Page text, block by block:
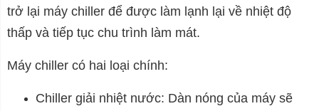
trở lại máy chiller để được làm lạnh lại về nhiệt độ
thấp và tiếp tục chu trình làm mát.
Máy chiller có hai loại chính:
Chiller giải nhiệt nước: Dàn nóng của máy sẽ